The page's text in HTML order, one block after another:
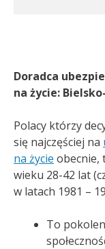
Doradca
na życie:
Polacy którzy
się najczęściej na
na życie obecnie,
wieku 28-42 lat
w latach 1981 –
To